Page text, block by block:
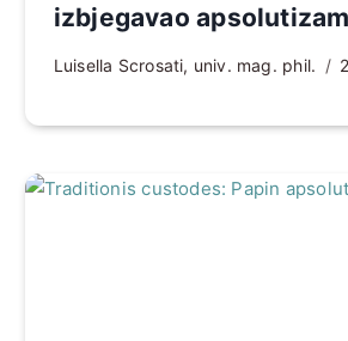
izbjegavao apsolutizam
Luisella Scrosati, univ. mag. phil.